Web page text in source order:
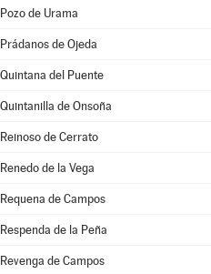
Pozo de Urama
Prádanos de Ojeda
Quintana del Puente
Quintanilla de Onsoña
Reinoso de Cerrato
Renedo de la Vega
Requena de Campos
Respenda de la Peña
Revenga de Campos